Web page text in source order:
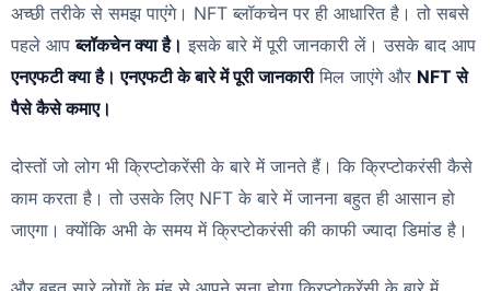
अच्छी तरीके से समझ पाएंगे। NFT ब्लॉकचेन पर ही आधारित है। तो सबसे
पहले आपब्लॉकचेन क्या है। इसके बारे में पूरी जानकारी लें। उसके बाद आप
एनएफटी क्या है। एनएफटी के बारे में पूरी जानकारीमिल जाएंगे और NFT से
पैसे कैसे कमाए।
दोस्तों जो लोग भी क्रिप्टोकरेंसी के बारे में जानते हैं। कि क्रिप्टोकरंसी कैसे
काम करता है। तो उसके लिए NFT के बारे में जानना बहुत ही आसान हो
जाएगा। क्योंकि अभी के समय में क्रिप्टोकरंसी की काफी ज्यादा डिमांड है।